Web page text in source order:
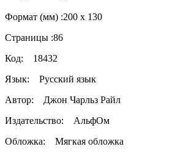
Формат (мм) :200 х 130
Страницы :86
Код: 18432
Язык: Русский язык
Автор:
Джон Чарльз Райл
Издательство:
АльфОм
Обложка: Мягкая обложка